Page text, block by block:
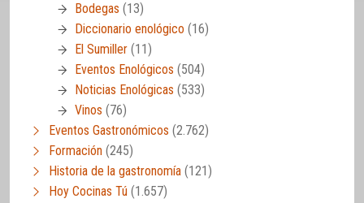
Bodegas (13)
Diccionario enológico (16)
El Sumiller (11)
Eventos Enológicos (504)
Noticias Enológicas (533)
Vinos (76)
Eventos Gastronómicos (2.762)
Formación (245)
Historia de la gastronomía (121)
Hoy Cocinas Tú (1.657)